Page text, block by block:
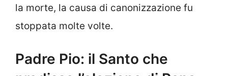
la morte, la causa di canonizzazione fu
stoppata molte volte.
Padre Pio: il Santo che